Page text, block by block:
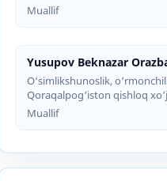
Muallif
Yusupov Beknazar
O‘simlikshunoslik,
Qoraqalpog‘iston qishloq
Muallif